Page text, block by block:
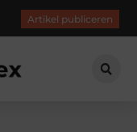
Artikel publiceren